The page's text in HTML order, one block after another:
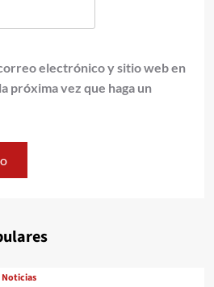
electrónico y sitio web en
próxima vez que haga un
Noticias